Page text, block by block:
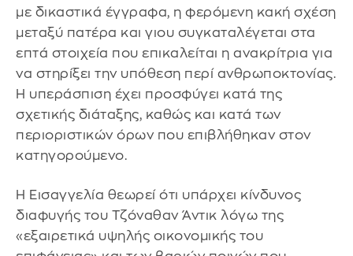
με δικαστικά έγγραφα, η φερόμενη κακή σχέση
μεταξύ πατέρα και γιου συγκαταλέγεται στα
επτά στοιχεία που επικαλείται η ανακρίτρια για
να στηρίξει την υπόθεση περί ανθρωποκτονίας.
Η υπεράσπιση έχει προσφύγει κατά της
σχετικής διάταξης, καθώς και κατά των
περιοριστικών όρων που επιβλήθηκαν στον
κατηγορούμενο.
Η Εισαγγελία θεωρεί ότι υπάρχει κίνδυνος
διαφυγής του Τζόναθαν Άντικ λόγω της
«εξαιρετικά υψηλής οικονομικής του